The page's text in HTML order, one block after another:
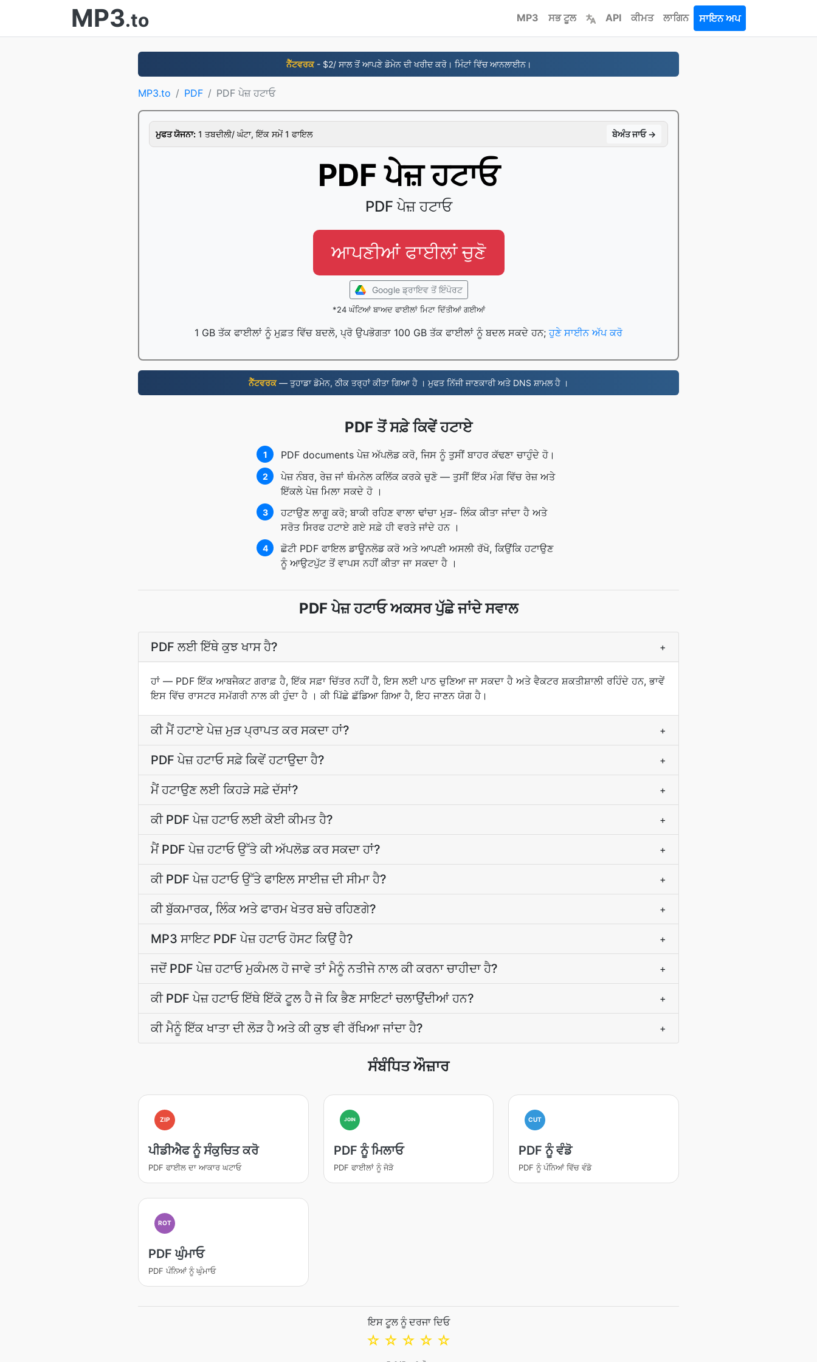
MP3.to MP3 ਸਭ ਟੂਲ API ਕੀਮਤ ਲਾਗਿਨ ਸਾਇਨ ਅਪ
ਨੈੱਟਵਰਕ- $2/ ਸਾਲ ਤੋਂ ਆਪਣੇ ਡੋਮੇਨ ਦੀ ਖਰੀਦ ਕਰੋ। ਮਿੰਟਾਂ ਵਿੱਚ ਆਨਲਾਈਨ।
MP3.to PDF PDF ਪੇਜ਼ ਹਟਾਓ
ਮੁਫਤ ਯੋਜਨਾ: 1 ਤਬਦੀਲੀ/ ਘੰਟਾ, ਇੱਕ ਸਮੇਂ 1 ਫਾਇਲ ਬੇਅੰਤ ਜਾਓ →
PDF ਪੇਜ਼ ਹਟਾਓ
PDF ਪੇਜ਼ ਹਟਾਓ
ਆਪਣੀਆਂ ਫਾਈਲਾਂ ਚੁਣੋ
Google ਡ੍ਰਾਇਵ ਤੋਂ ਇੰਪੋਰਟ
*24 ਘੰਟਿਆਂ ਬਾਅਦ ਫਾਈਲਾਂ ਮਿਟਾ ਦਿੱਤੀਆਂ ਗਈਆਂ
1 GB ਤੱਕ ਫਾਈਲਾਂ ਨੂੰ ਮੁਫ਼ਤ ਵਿੱਚ ਬਦਲੋ, ਪ੍ਰੋ ਉਪਭੋਗਤਾ 100 GB ਤੱਕ ਫਾਈਲਾਂ ਨੂੰ ਬਦਲ ਸਕਦੇ ਹਨ;ਹੁਣੇ ਸਾਈਨ ਅੱਪ ਕਰੋ
ਨੈੱਟਵਰਕ— ਤੁਹਾਡਾ ਡੋਮੇਨ, ਠੀਕ ਤਰ੍ਹਾਂ ਕੀਤਾ ਗਿਆ ਹੈ । ਮੁਫਤ ਨਿੱਜੀ ਜਾਣਕਾਰੀ ਅਤੇ DNS ਸ਼ਾਮਲ ਹੈ ।
PDF ਤੋਂ ਸਫ਼ੇ ਕਿਵੇਂ ਹਟਾਏ
1 PDF documents ਪੇਜ਼ ਅੱਪਲੋਡ ਕਰੋ, ਜਿਸ ਨੂੰ ਤੁਸੀਂ ਬਾਹਰ ਕੱਢਣਾ ਚਾਹੁੰਦੇ ਹੋ।
2
ਪੇਜ਼ ਨੰਬਰ, ਰੇਜ਼ ਜਾਂ ਥੰਮਨੇਲ ਕਲਿੱਕ ਕਰਕੇ ਚੁਣੋ — ਤੁਸੀਂ ਇੱਕ ਮੰਗ ਵਿੱਚ ਰੇਜ਼ ਅਤੇ
ਇੱਕਲੇ ਪੇਜ਼ ਮਿਲਾ ਸਕਦੇ ਹੋ ।
3
ਹਟਾਉਣ ਲਾਗੂ ਕਰੋ; ਬਾਕੀ ਰਹਿਣ ਵਾਲਾ ਢਾਂਚਾ ਮੁੜ- ਲਿੰਕ ਕੀਤਾ ਜਾਂਦਾ ਹੈ ਅਤੇ
ਸਰੋਤ ਸਿਰਫ ਹਟਾਏ ਗਏ ਸਫ਼ੇ ਹੀ ਵਰਤੇ ਜਾਂਦੇ ਹਨ ।
4
ਛੋਟੀ PDF ਫਾਇਲ ਡਾਊਨਲੋਡ ਕਰੋ ਅਤੇ ਆਪਣੀ ਅਸਲੀ ਰੱਖੋ, ਕਿਉਂਕਿ ਹਟਾਉਣ
ਨੂੰ ਆਉਟਪੁੱਟ ਤੋਂ ਵਾਪਸ ਨਹੀਂ ਕੀਤਾ ਜਾ ਸਕਦਾ ਹੈ ।
PDF ਪੇਜ਼ ਹਟਾਓ ਅਕਸਰ ਪੁੱਛੇ ਜਾਂਦੇ ਸਵਾਲ
PDF ਲਈ ਇੱਥੇ ਕੁਝ ਖਾਸ ਹੈ? +
ਹਾਂ — PDF ਇੱਕ ਆਬਜੈਕਟ ਗਰਾਫ਼ ਹੈ, ਇੱਕ ਸਫ਼ਾ ਚਿੱਤਰ ਨਹੀਂ ਹੈ, ਇਸ ਲਈ ਪਾਠ ਚੁਣਿਆ ਜਾ ਸਕਦਾ ਹੈ ਅਤੇ ਵੈਕਟਰ ਸ਼ਕਤੀਸ਼ਾਲੀ ਰਹਿੰਦੇ ਹਨ, ਭਾਵੇਂ
ਇਸ ਵਿੱਚ ਰਾਸਟਰ ਸਮੱਗਰੀ ਨਾਲ ਕੀ ਹੁੰਦਾ ਹੈ । ਕੀ ਪਿੱਛੇ ਛੱਡਿਆ ਗਿਆ ਹੈ, ਇਹ ਜਾਣਨ ਯੋਗ ਹੈ।
ਕੀ ਮੈਂ ਹਟਾਏ ਪੇਜ਼ ਮੁੜ ਪ੍ਰਾਪਤ ਕਰ ਸਕਦਾ ਹਾਂ? +
PDF ਪੇਜ਼ ਹਟਾਓ ਸਫ਼ੇ ਕਿਵੇਂ ਹਟਾਉਦਾ ਹੈ? +
ਮੈਂ ਹਟਾਉਣ ਲਈ ਕਿਹੜੇ ਸਫ਼ੇ ਦੱਸਾਂ? +
ਕੀ PDF ਪੇਜ਼ ਹਟਾਓ ਲਈ ਕੋਈ ਕੀਮਤ ਹੈ? +
ਮੈਂ PDF ਪੇਜ਼ ਹਟਾਓ ਉੱਤੇ ਕੀ ਅੱਪਲੋਡ ਕਰ ਸਕਦਾ ਹਾਂ? +
ਕੀ PDF ਪੇਜ਼ ਹਟਾਓ ਉੱਤੇ ਫਾਇਲ ਸਾਈਜ਼ ਦੀ ਸੀਮਾ ਹੈ? +
ਕੀ ਬੁੱਕਮਾਰਕ, ਲਿੰਕ ਅਤੇ ਫਾਰਮ ਖੇਤਰ ਬਚੇ ਰਹਿਣਗੇ? +
MP3 ਸਾਇਟ PDF ਪੇਜ਼ ਹਟਾਓ ਹੋਸਟ ਕਿਉਂ ਹੈ? +
ਜਦੋਂ PDF ਪੇਜ਼ ਹਟਾਓ ਮੁਕੰਮਲ ਹੋ ਜਾਵੇ ਤਾਂ ਮੈਨੂੰ ਨਤੀਜੇ ਨਾਲ ਕੀ ਕਰਨਾ ਚਾਹੀਦਾ ਹੈ? +
ਕੀ PDF ਪੇਜ਼ ਹਟਾਓ ਇੱਥੇ ਇੱਕੋ ਟੂਲ ਹੈ ਜੋ ਕਿ ਭੈਣ ਸਾਇਟਾਂ ਚਲਾਉਂਦੀਆਂ ਹਨ? +
ਕੀ ਮੈਨੂੰ ਇੱਕ ਖਾਤਾ ਦੀ ਲੋੜ ਹੈ ਅਤੇ ਕੀ ਕੁਝ ਵੀ ਰੱਖਿਆ ਜਾਂਦਾ ਹੈ? +
ਸੰਬੰਧਿਤ ਔਜ਼ਾਰ
ZIP
ਪੀਡੀਐਫ ਨੂੰ ਸੰਕੁਚਿਤ ਕਰੋ
PDF ਫਾਈਲ ਦਾ ਆਕਾਰ ਘਟਾਓ
JOIN
PDF ਨੂੰ ਮਿਲਾਓ
PDF ਫਾਈਲਾਂ ਨੂੰ ਜੋੜੋ
CUT
PDF ਨੂੰ ਵੰਡੋ
PDF ਨੂੰ ਪੰਨਿਆਂ ਵਿੱਚ ਵੰਡੋ
ROT
PDF ਘੁੰਮਾਓ
PDF ਪੰਨਿਆਂ ਨੂੰ ਘੁੰਮਾਓ
ਇਸ ਟੂਲ ਨੂੰ ਦਰਜਾ ਦਿਓ
☆
☆
☆
☆
☆